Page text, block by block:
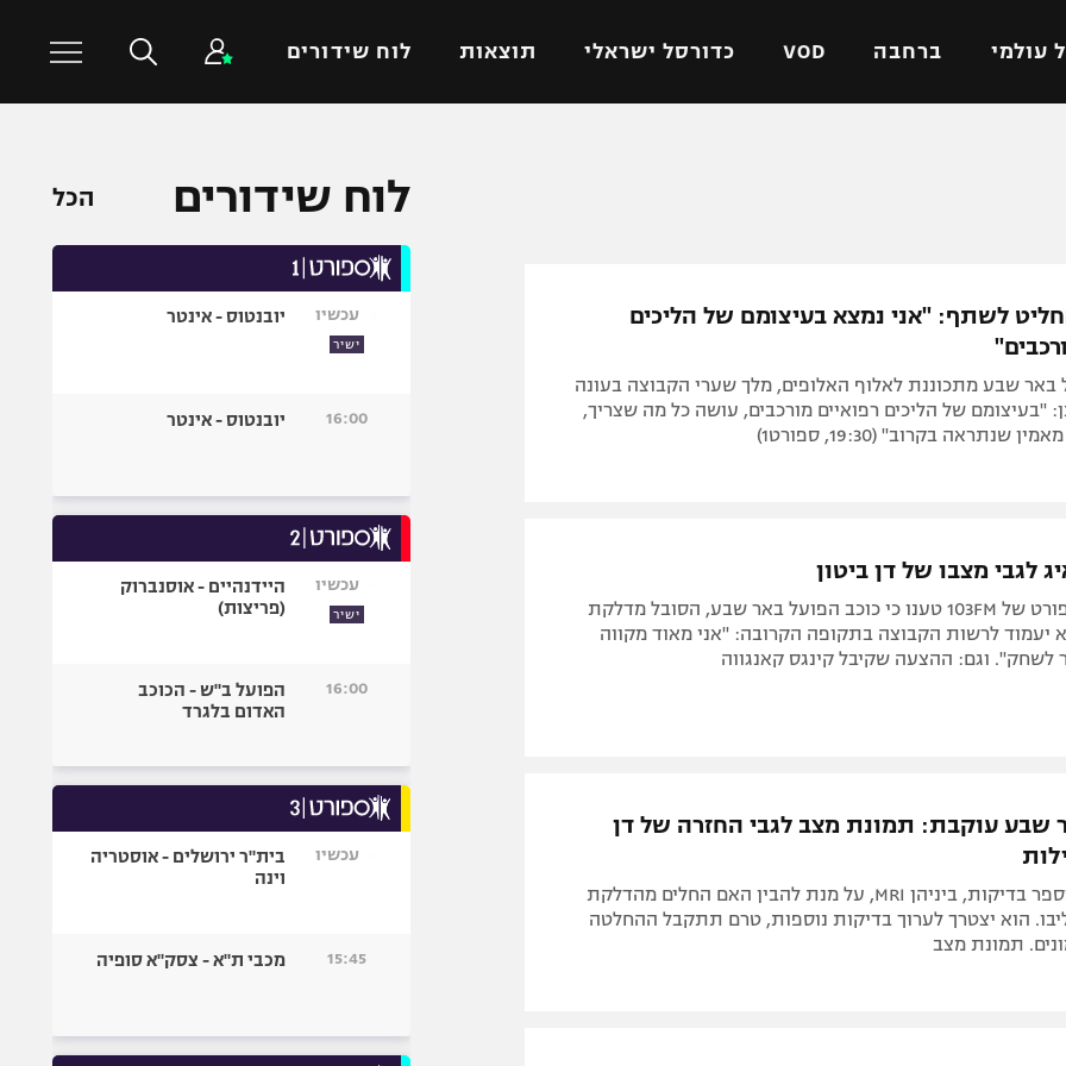
עולמי ברחבה VOD כדורסל ישראלי תוצאות לוח שידורים
ישראל
באר שבע
ליגה איטלקית
ליגה צרפתית
ליגות נוספות
הפועל ירושלים
כדורסל עולמי
כדורעף
היאבקות WWE
ספורט מוטורי
בייסבול MLB
גיימינג E-Sports
לשתף: "אני נמצא בעיצומם של הליכים
באר שבע מתכוננת לאלוף האלופים, מלך שערי הקבוצה בעונה
"בעיצומם של הליכים רפואיים מורכבים, עושה כל מה שצריך,
שנתראה בקרוב" (19:30, ספורט1)
לגבי מצבו של דן ביטון
בתוכנית הספורט של 103FM טענו כי כוכב הפועל באר שבע, הסובל מדלקת
יעמוד לרשות הקבוצה בתקופה הקרובה: "אני מאוד מקווה
לשחק". וגם: ההצעה שקיבל קינגס קאנגווה
שבע עוקבת: תמונת מצב לגבי החזרה של דן
הכוכב עבר מספר בדיקות, ביניהן MRI, על מנת להבין האם החלים מהדלקת
הוא יצטרך לערוך בדיקות נוספות, טרם תתקבל ההחלטה
תמונת מצב
לוח שידורים הכל
עכשיו
ישיר
יובנטוס - אינטר
16:00 יובנטוס - אינטר
עכשיו
ישיר
היידנהיים - אוסנברוק
(פריצות)
16:00
הפועל ב"ש - הכוכב
האדום בלגרד
עכשיו
בית"ר ירושלים - אוסטריה
וינה
15:45 מכבי ת"א - צסק"א סופיה